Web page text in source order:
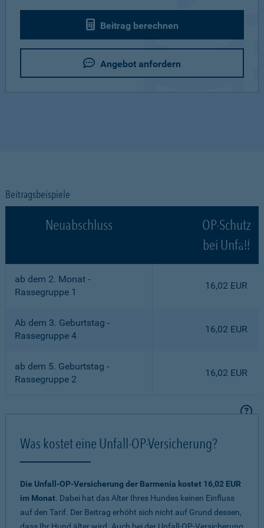
Beitrag berechnen
Angebot anfordern
Beitragsbeispiele
Neuabschluss
OP-Schutz
bei Unfall
ab dem 2. Monat -
Rassegruppe 1
16,02 EUR
Ab dem 3. Geburtstag -
Rassegruppe 4
16,02 EUR
ab dem 5. Geburtstag -
Rassegruppe 2
16,02 EUR
Was kostet eine Unfall-OP-Versicherung?
Die Unfall-OP-Versicherung der Barmenia kostet 16,02 EUR
im Monat. Dabei hat das Alter Ihres Hundes keinen Einfluss
auf den Tarif. Der Beitrag erhöht sich nicht auf Grund dessen,